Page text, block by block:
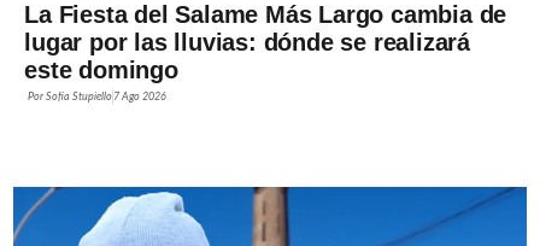
La Fiesta del Salame Más Largo cambia de
lugar por las lluvias: dónde se realizará
este domingo
PorSofía Stupiello 7 Ago 2026